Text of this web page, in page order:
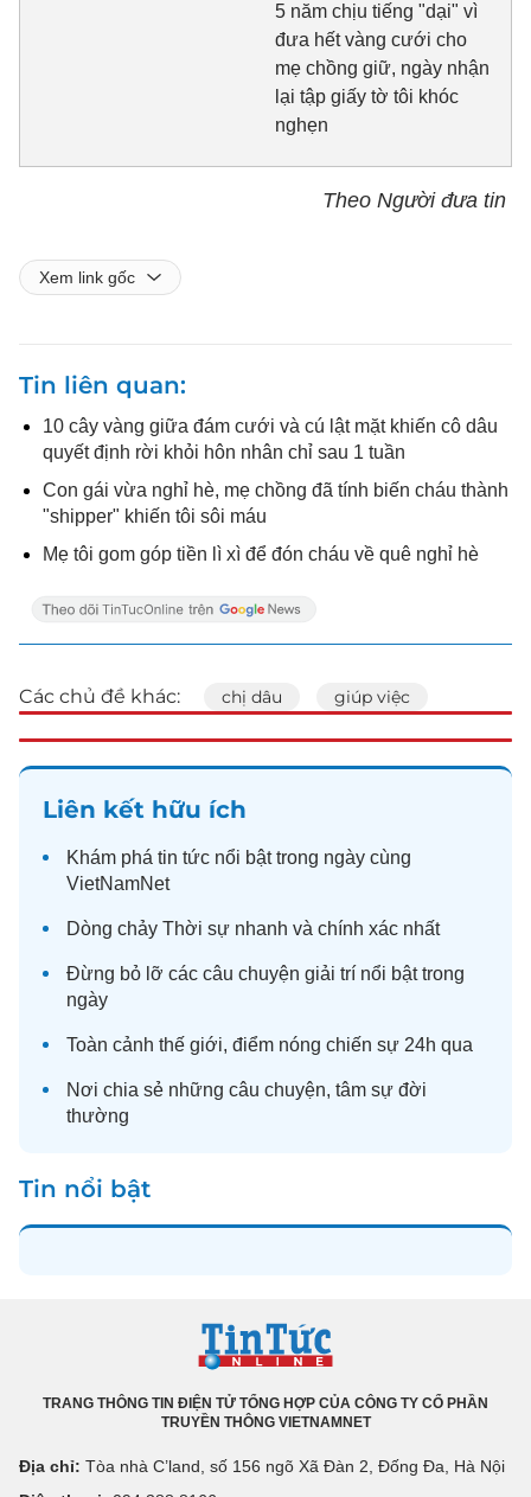
5 năm chịu tiếng "dại" vì
đưa hết vàng cưới cho
mẹ chồng giữ, ngày nhận
lại tập giấy tờ tôi khóc
nghẹn
Theo Người đưa tin
Xem link gốc
Tin liên quan
10 cây vàng giữa đám cưới và cú lật mặt khiến cô dâu
quyết định rời khỏi hôn nhân chỉ sau 1 tuần
Con gái vừa nghỉ hè, mẹ chồng đã tính biến cháu thành
"shipper" khiến tôi sôi máu
Mẹ tôi gom góp tiền lì xì để đón cháu về quê nghỉ hè
Các chủ đề khác: chị dâu giúp việc
Liên kết hữu ích
Khám phá tin tức nổi bật trong ngày cùng
VietNamNet
Dòng chảy Thời sự nhanh và chính xác nhất
Đừng bỏ lỡ các câu chuyện giải trí nổi bật trong
ngày
Toàn cảnh thế giới, điểm nóng chiến sự 24h qua
Nơi chia sẻ những câu chuyện, tâm sự đời
thường
Tin nổi bật
TRANG THÔNG TIN ĐIỆN TỬ TỔNG HỢP CỦA CÔNG TY CỔ PHẦN
TRUYỀN THÔNG VIETNAMNET
Địa chỉ: Tòa nhà C’land, số 156 ngõ Xã Đàn 2, Đống Đa, Hà Nội